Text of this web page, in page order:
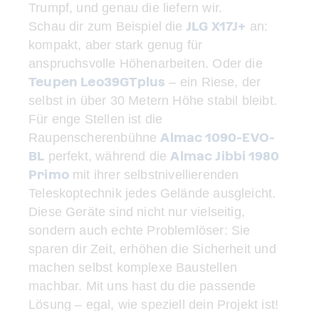
Trumpf, und genau die liefern wir.
Schau dir zum Beispiel die JLG X17J+ an:
kompakt, aber stark genug für
anspruchsvolle Höhenarbeiten. Oder die
Teupen Leo39GTplus – ein Riese, der
selbst in über 30 Metern Höhe stabil bleibt.
Für enge Stellen ist die
RaupenscherenbühneAlmac 1090-EVO-
BL perfekt, während dieAlmac Jibbi 1980
Primomit ihrer selbstnivellierenden
Teleskoptechnik jedes Gelände ausgleicht.
Diese Geräte sind nicht nur vielseitig,
sondern auch echte Problemlöser: Sie
sparen dir Zeit, erhöhen die Sicherheit und
machen selbst komplexe Baustellen
machbar. Mit uns hast du die passende
Lösung – egal, wie speziell dein Projekt ist!